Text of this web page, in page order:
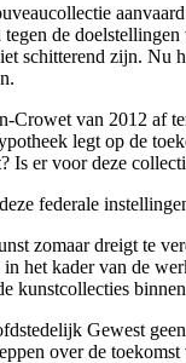
de
schitterend zijn.
Crowet van 2012 af
legt op de
Is er voor deze
federale
zomaar dreigt te
het kader van de
kunstcollecties
Gewest
over de toekomst